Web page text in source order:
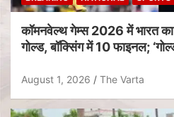
कॉमनवेल्थ गेम्स 2026 में भारत का
गोल्ड, बॉक्सिंग में 10 फाइनल;
August 1, 2026 The Varta